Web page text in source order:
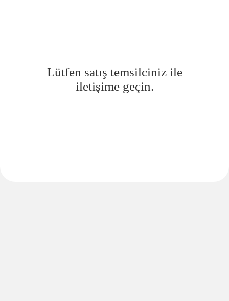
Lütfen satış temsilciniz ile
iletişime geçin.